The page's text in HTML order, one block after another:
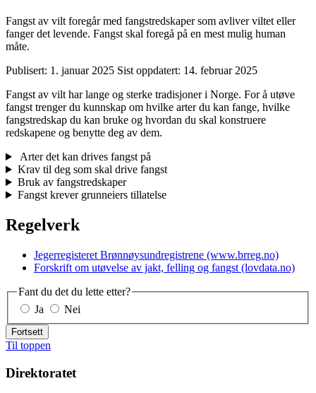
Fangst av vilt foregår med fangstredskaper som avliver viltet eller
fanger det levende. Fangst skal foregå på en mest mulig human
måte.
Publisert: 1. januar 2025 Sist oppdatert: 14. februar 2025
Fangst av vilt har lange og sterke tradisjoner i Norge. For å utøve
fangst trenger du kunnskap om hvilke arter du kan fange, hvilke
fangstredskap du kan bruke og hvordan du skal konstruere
redskapene og benytte deg av dem.
Arter det kan drives fangst på
Krav til deg som skal drive fangst
Bruk av fangstredskaper
Fangst krever grunneiers tillatelse
Regelverk
Jegerregisteret Brønnøysundregistrene (www.brreg.no)
Forskrift om utøvelse av jakt, felling og fangst (lovdata.no)
Fant du det du lette etter?
Ja
Nei
Fortsett
Til toppen
Direktoratet